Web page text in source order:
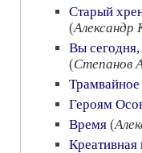
Старый
(Александр
Вы сегодня,
(Степанов
Трамвайное
Героям
Время (
Креативная